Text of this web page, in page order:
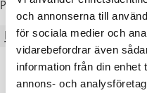
och annonserna till
för sociala medier och
vidarebefordrar även
information från din enhet
annons- och
Publicerad : 22.06.2026
RASEBORGS VATTEN